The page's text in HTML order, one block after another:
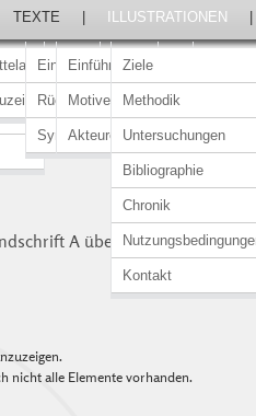
TEXTE
Einführung
Rückert-Ausgabe
Synopsen
ILLUSTRATIONEN
Einführung
Motive
Akteure
Ziele
Methodik
Untersuchungen
Bibliographie
Chronik
Kontakt
A überliefert.
nicht alle Elemente vorhanden.